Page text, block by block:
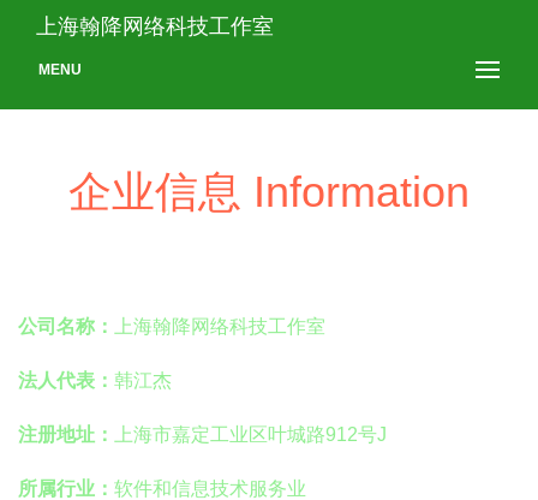
上海翰降网络科技工作室
MENU
企业信息 Information
公司名称： 上海翰降网络科技工作室
法人代表： 韩江杰
注册地址： 上海市嘉定工业区叶城路912号J
所属行业： 软件和信息技术服务业